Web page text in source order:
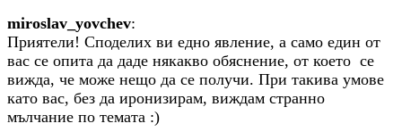
miroslav_yovchev:
Приятели! Споделих ви едно явление, а само един от
вас се опита да даде някакво обяснение, от което се
вижда, че може нещо да се получи. При такива умове
като вас, без да иронизирам, виждам странно
мълчание по темата :)